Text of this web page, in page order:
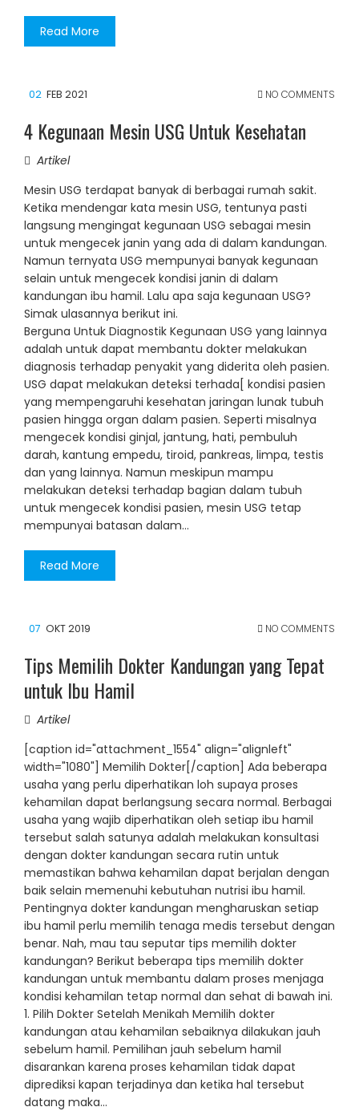
Read More
02 FEB 2021 NO COMMENTS
4 Kegunaan Mesin USG Untuk Kesehatan
Artikel
Mesin USG terdapat banyak di berbagai rumah sakit.
Ketika mendengar kata mesin USG, tentunya pasti
langsung mengingat kegunaan USG sebagai mesin
untuk mengecek janin yang ada di dalam kandungan.
Namun ternyata USG mempunyai banyak kegunaan
selain untuk mengecek kondisi janin di dalam
kandungan ibu hamil. Lalu apa saja kegunaan USG?
Simak ulasannya berikut ini.
Berguna Untuk Diagnostik Kegunaan USG yang lainnya
adalah untuk dapat membantu dokter melakukan
diagnosis terhadap penyakit yang diderita oleh pasien.
USG dapat melakukan deteksi terhada[ kondisi pasien
yang mempengaruhi kesehatan jaringan lunak tubuh
pasien hingga organ dalam pasien. Seperti misalnya
mengecek kondisi ginjal, jantung, hati, pembuluh
darah, kantung empedu, tiroid, pankreas, limpa, testis
dan yang lainnya. Namun meskipun mampu
melakukan deteksi terhadap bagian dalam tubuh
untuk mengecek kondisi pasien, mesin USG tetap
mempunyai batasan dalam…
Read More
07 OKT 2019 NO COMMENTS
Tips Memilih Dokter Kandungan yang Tepat
untuk Ibu Hamil
Artikel
[caption id="attachment_1554" align="alignleft"
width="1080"] Memilih Dokter[/caption] Ada beberapa
usaha yang perlu diperhatikan loh supaya proses
kehamilan dapat berlangsung secara normal. Berbagai
usaha yang wajib diperhatikan oleh setiap ibu hamil
tersebut salah satunya adalah melakukan konsultasi
dengan dokter kandungan secara rutin untuk
memastikan bahwa kehamilan dapat berjalan dengan
baik selain memenuhi kebutuhan nutrisi ibu hamil.
Pentingnya dokter kandungan mengharuskan setiap
ibu hamil perlu memilih tenaga medis tersebut dengan
benar. Nah, mau tau seputar tips memilih dokter
kandungan? Berikut beberapa tips memilih dokter
kandungan untuk membantu dalam proses menjaga
kondisi kehamilan tetap normal dan sehat di bawah ini.
1. Pilih Dokter Setelah Menikah Memilih dokter
kandungan atau kehamilan sebaiknya dilakukan jauh
sebelum hamil. Pemilihan jauh sebelum hamil
disarankan karena proses kehamilan tidak dapat
diprediksi kapan terjadinya dan ketika hal tersebut
datang maka…